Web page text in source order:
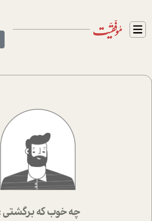
چه خوب که برگشتی